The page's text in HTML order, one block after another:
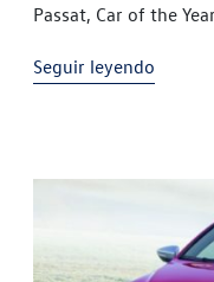
Passat, Car of the
con
Seguir leyendo